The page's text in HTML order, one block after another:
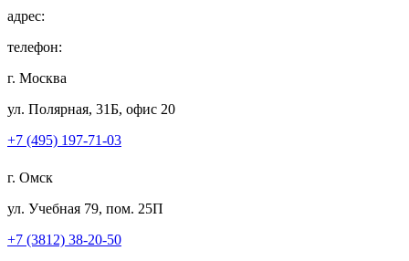
адрес:
телефон:
г. Москва
ул. Полярная, 31Б, офис 20
+7 (495) 197-71-03
г. Омск
ул. Учебная 79, пом. 25П
+7 (3812) 38-20-50